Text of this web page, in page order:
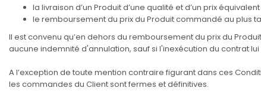
la livraison d’un Produit d’une qualité et d’un prix
le remboursement du prix du Produit commandé au plus
Il est convenu qu’en dehors du remboursement du prix du
aucune indemnité d'annulation, sauf si l'inexécution du contrat
A l’exception de toute mention contraire figurant dans ces
les commandes du Client sont fermes et définitives.